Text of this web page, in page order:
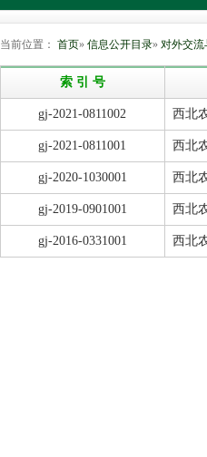
当前位置： 首页» 信息公开目录» 对外交流
索 引 号
gj-2021-0811002 西北
gj-2021-0811001 西北
gj-2020-1030001 西北
gj-2019-0901001 西北
gj-2016-0331001 西北